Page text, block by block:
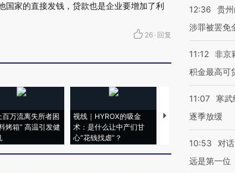
国家的直接发钱，贷款也是企业要增加了利
26 · 回复
百万流离失所者困
烤箱” 高温引发健
视线｜HYROX的吸金
术：是什么让中产们甘
心“花钱找虐”？
马航飞行员跨国走私7
12:36
贵
涉罪被罢免
11:12 非京
积金最高可
11:07
寒武
逐季放缓
10:53
对
远是第一位